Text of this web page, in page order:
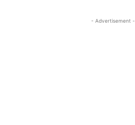
- Advertisement -